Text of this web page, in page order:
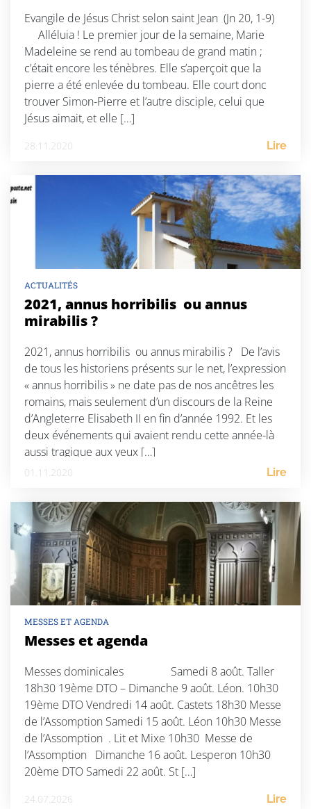
Evangile de Jésus Christ selon saint Jean (Jn 20, 1-9)
Alléluia ! Le premier jour de la semaine, Marie
Madeleine se rend au tombeau de grand matin ;
c’était encore les ténèbres. Elle s’aperçoit que la
pierre a été enlevée du tombeau. Elle court donc
trouver Simon-Pierre et l’autre disciple, celui que
Jésus aimait, et elle […]
28.11.2020 Lire
ACTUALITÉS
2021, annus horribilis ou annus
mirabilis ?
2021, annus horribilis ou annus mirabilis ? De l’avis
de tous les historiens présents sur le net, l’expression
« annus horribilis » ne date pas de nos ancêtres les
romains, mais seulement d’un discours de la Reine
d’Angleterre Elisabeth II en fin d’année 1992. Et les
deux événements qui avaient rendu cette année-là
aussi tragique aux yeux […]
01.11.2020 Lire
MESSES ET AGENDA
Messes et agenda
Messes dominicales Samedi 8 août. Taller
18h30 19ème DTO – Dimanche 9 août. Léon. 10h30
19ème DTO Vendredi 14 août. Castets 18h30 Messe
de l’Assomption Samedi 15 août. Léon 10h30 Messe
de l’Assomption . Lit et Mixe 10h30 Messe de
l’Assomption Dimanche 16 août. Lesperon 10h30
20ème DTO Samedi 22 août. St […]
24.07.2026 Lire